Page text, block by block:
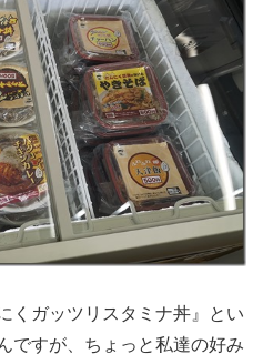
くガッツリスタミナ丼』とい
ですが、ちょっと私達の好み